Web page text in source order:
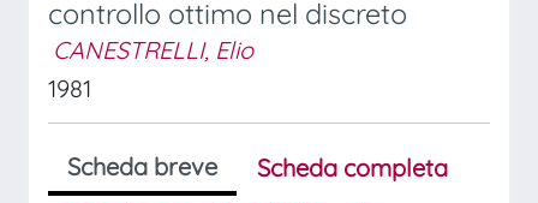
controllo ottimo nel discreto
CANESTRELLI, Elio
1981
Scheda breve
Scheda completa